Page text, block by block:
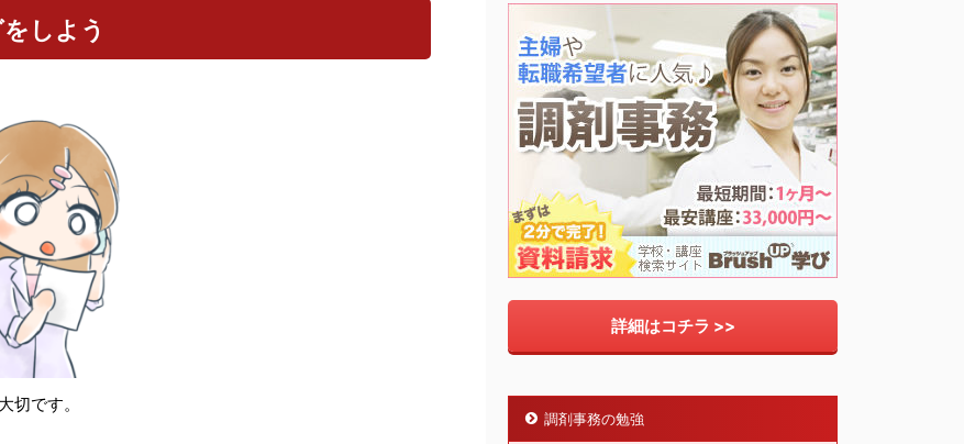
しよう
切です。
詳細はコチラ >>
調剤事務の勉強